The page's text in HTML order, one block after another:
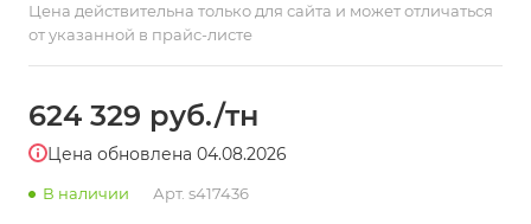
Цена действительна только для сайта и может отличаться
от указанной в прайс-листе
624 329 руб./тн
Цена обновлена 04.08.2026
В наличии Арт. s417436